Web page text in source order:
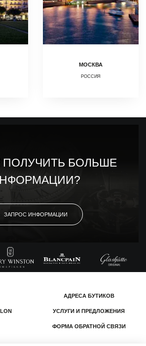
МОСКВА
РОССИЯ
ПОЛУЧИТЬ БОЛЬШЕ
ЗАПРОС ИНФОРМАЦИИ
АДРЕСА БУТИКОВ
УСЛУГИ И ПРЕДЛОЖЕНИЯ
ФОРМА ОБРАТНОЙ СВЯЗИ